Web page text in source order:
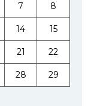
7 8
14 15
21 22
28 29